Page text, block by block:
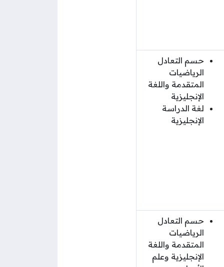
حسم التعادل
الرياضيات
المتقدمة واللغة
الإنجليزية
لغة الدراسة
الإنجليزية
حسم التعادل
الرياضيات
المتقدمة واللغة
الإنجليزية وعلم